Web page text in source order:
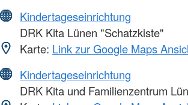
Kindertageseinrichtung
DRK Kita Lünen "Schatzkiste"
Karte: Link zur Google Maps
Kindertageseinrichtung
DRK Kita und Familienzentrum